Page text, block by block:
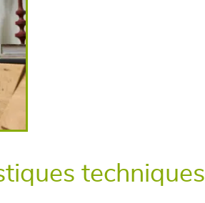
techniques